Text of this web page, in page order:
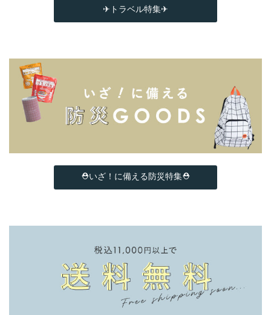
✈トラベル特集✈
⛑いざ！に備える防災特集⛑